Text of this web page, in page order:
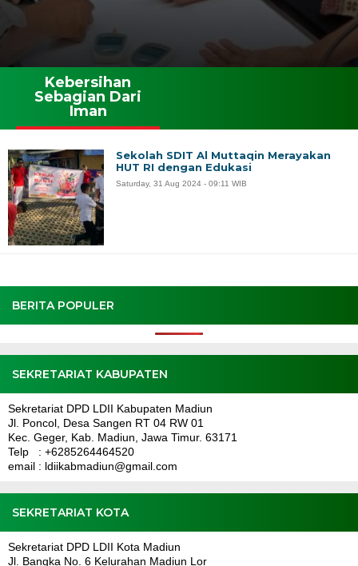
BERITA POPULER
SEKRETARIAT KABUPATEN
Sekretariat DPD LDII Kabupaten Madiun
Jl. Poncol, Desa Sangen RT 04 RW 01
Kec. Geger, Kab. Madiun, Jawa Timur. 63171
Telp : +6285264464520
email : ldiikabmadiun@gmail.com
SEKRETARIAT KOTA
Sekretariat DPD LDII Kota Madiun
Jl. Bangka No. 6 Kelurahan Madiun Lor
Kebersihan
Sebagian Dari
Iman
Sekolah SDIT Al Muttaqin Merayakan
HUT RI dengan Edukasi
Saturday, 31 Aug 2024 - 09:11 WIB